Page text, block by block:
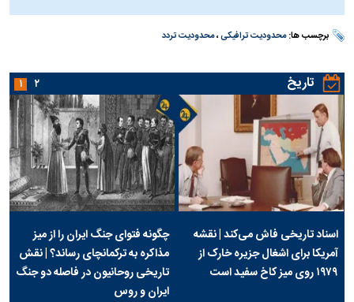
برچسب ها:محدودیت ترافیکی،محدودیت تردد
تاریخ
اسناد تاریخی فاش می‌کند | نقشه
آمریکا برای اشغال جزیره خارک از
۱۹۷۹ روی میز کاخ سفید است
چگونه فتوای جنگ ایران را از میز
مذاکره به ترکمانچای رساند؟ | نقش
تاریخی روحانیون در فاصله دو جنگ
ایران و روس
۱ ۲